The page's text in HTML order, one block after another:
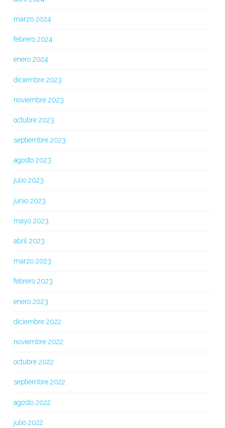
marzo 2024
febrero 2024
enero 2024
diciembre 2023
noviembre 2023
octubre 2023
septiembre 2023
agosto 2023
julio 2023
junio 2023
mayo 2023
abril 2023
marzo 2023
febrero 2023
enero 2023
diciembre 2022
noviembre 2022
octubre 2022
septiembre 2022
agosto 2022
julio 2022